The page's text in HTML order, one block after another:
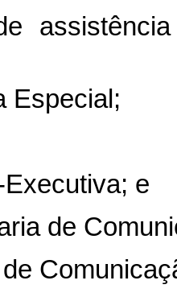
Especial;
e
de